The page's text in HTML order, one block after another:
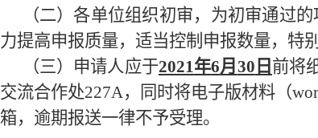
（二）各单位组织初审，为初审通过
力提高申报质量，适当控制申报数量，特
（三）申请人应于2021年6月 30 日 前将
交流合作处227A，同时将电子版材料（
箱，逾期报送一律不予受理。